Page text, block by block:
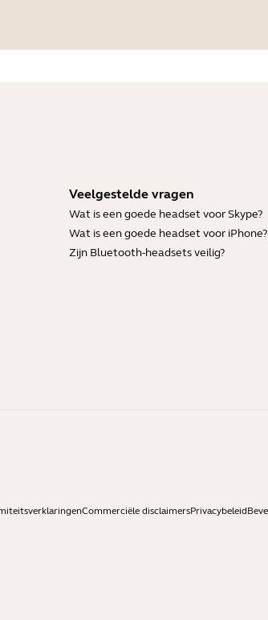
Veelgestelde vragen
Wat is een goede headset voor Skype?
Wat is een goede headset voor iPhone?
Zijn Bluetooth-headsets veilig?
Commerciële disclaimersPrivacybeleid